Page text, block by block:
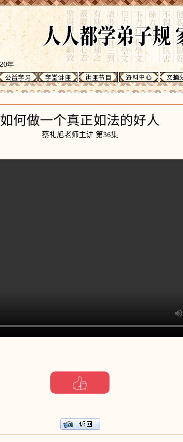
如何做一个真正如法的好人
蔡礼旭老师主讲 第36集